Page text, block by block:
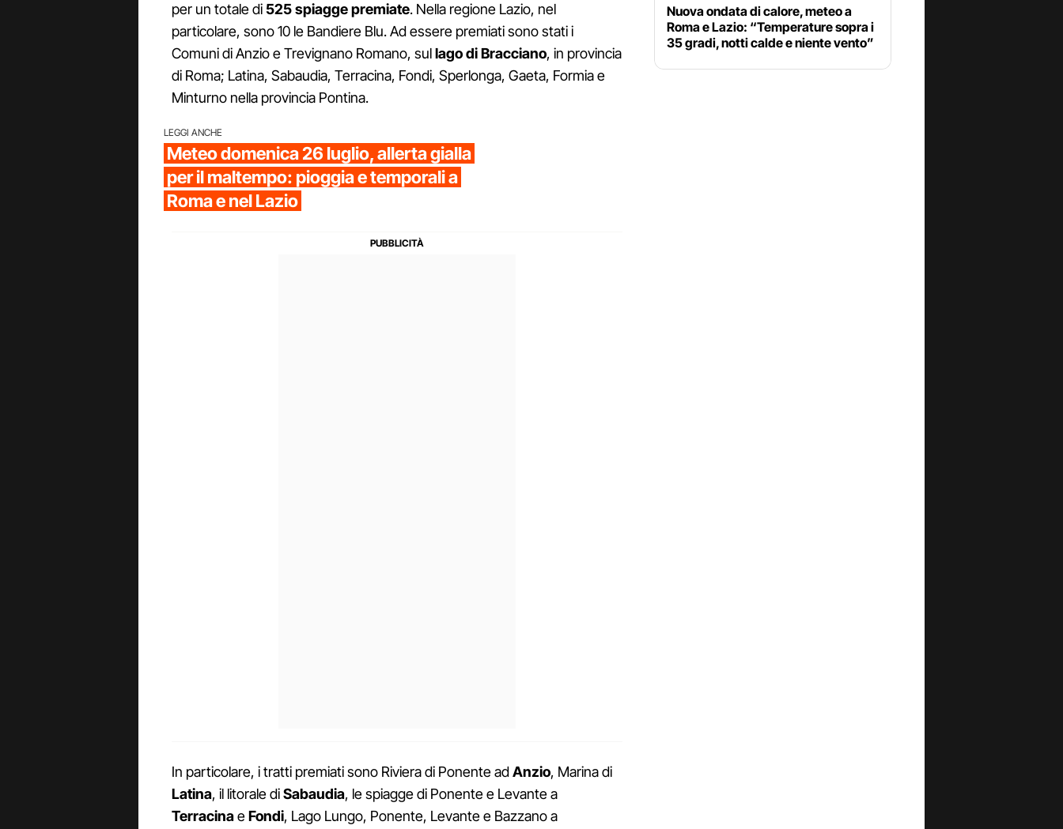
per un totale di 525 spiagge premiate. Nella regione Lazio, nel
particolare, sono 10 le Bandiere Blu. Ad essere premiati sono stati i
Comuni di Anzio e Trevignano Romano, sullago di Bracciano, in provincia
di Roma; Latina, Sabaudia, Terracina, Fondi, Sperlonga, Gaeta, Formia e
Minturno nella provincia Pontina.
LEGGI ANCHE
Meteo domenica 26 luglio, allerta gialla
per il maltempo: pioggia e temporali a
Roma e nel Lazio
In particolare, i tratti premiati sono Riviera di Ponente adAnzio, Marina di
Latina, il litorale diSabaudia, le spiagge di Ponente e Levante a
TerracinaeFondi, Lago Lungo, Ponente, Levante e Bazzano a
Nuova ondata di calore, meteo a
Roma e Lazio: “Temperature sopra i
35 gradi, notti calde e niente vento”